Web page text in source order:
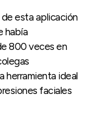
esta aplicación
había
800 veces en
herramienta ideal
faciales